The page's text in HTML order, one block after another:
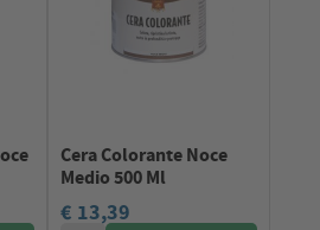
Cera Colorante Noce
Medio 500 Ml
€ 13,39